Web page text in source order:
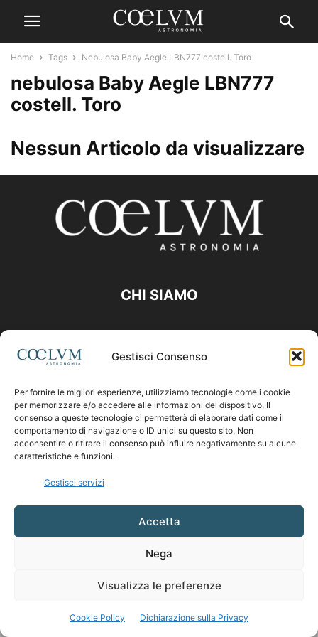
Gestisci Consenso
Per fornire le migliori esperienze, utilizziamo tecnologie come i cookie
per memorizzare e/o accedere alle informazioni del dispositivo. Il
consenso a queste tecnologie ci permetterà di elaborare dati come il
comportamento di navigazione o ID unici su questo sito. Non
acconsentire o ritirare il consenso può influire negativamente su alcune
caratteristiche e funzioni.
Gestisci servizi
Accetta
Nega
Visualizza le preferenze
Cookie Policy Dichiarazione sulla Privacy
Home Tags Nebulosa Baby Aegle LBN777 costell. Toro
nebulosa Baby Aegle LBN777
costell. Toro
Nessun Articolo da visualizzare
CHI SIAMO